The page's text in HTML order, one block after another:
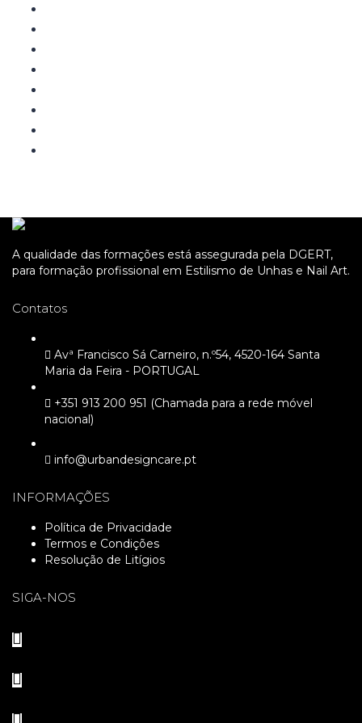
A qualidade das formações está assegurada pela DGERT,
para formação profissional em Estilismo de Unhas e Nail Art.
Contatos
Avª Francisco Sá Carneiro, n.º54, 4520-164 Santa
Maria da Feira - PORTUGAL
+351 913 200 951 (Chamada para a rede móvel
nacional)
info@urbandesigncare.pt
INFORMAÇÕES
Política de Privacidade
Termos e Condições
Resolução de Litígios
SIGA-NOS